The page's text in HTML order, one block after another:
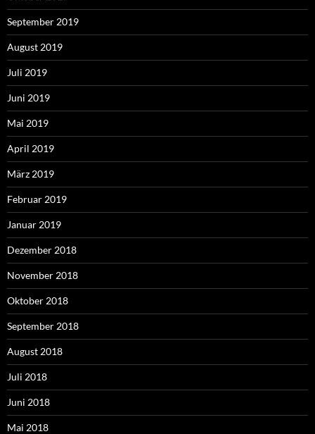
September 2019
August 2019
Juli 2019
Juni 2019
Mai 2019
April 2019
März 2019
Februar 2019
Januar 2019
Dezember 2018
November 2018
Oktober 2018
September 2018
August 2018
Juli 2018
Juni 2018
Mai 2018